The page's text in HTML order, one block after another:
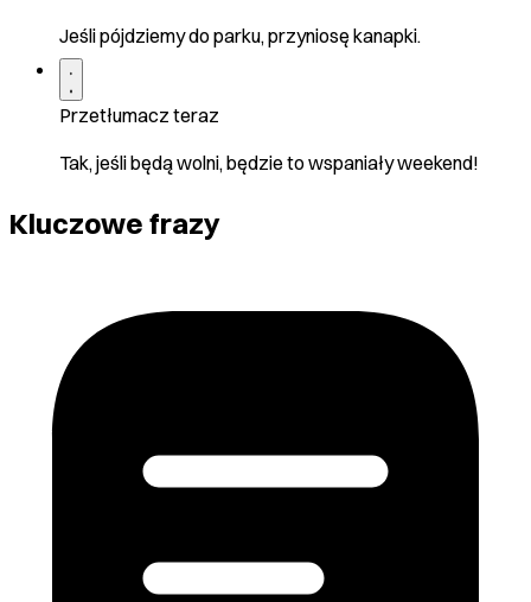
Jeśli pójdziemy do parku, przyniosę kanapki.
Przetłumacz teraz
Tak, jeśli będą wolni, będzie to wspaniały weekend!
Kluczowe frazy